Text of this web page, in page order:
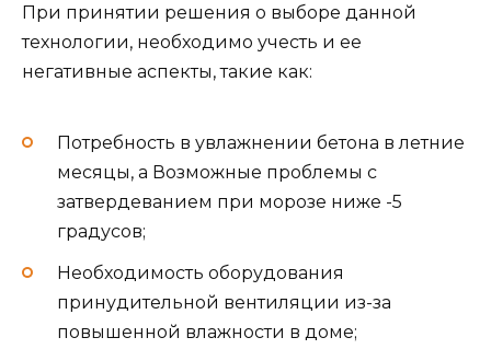
При принятии решения о выборе данной
технологии, необходимо учесть и ее
негативные аспекты, такие как:
Потребность в увлажнении бетона в летние
месяцы, а Возможные проблемы с
затвердеванием при морозе ниже -5
градусов;
Необходимость оборудования
принудительной вентиляции из-за
повышенной влажности в доме;